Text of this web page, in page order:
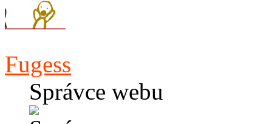
Fugess
Správce webu